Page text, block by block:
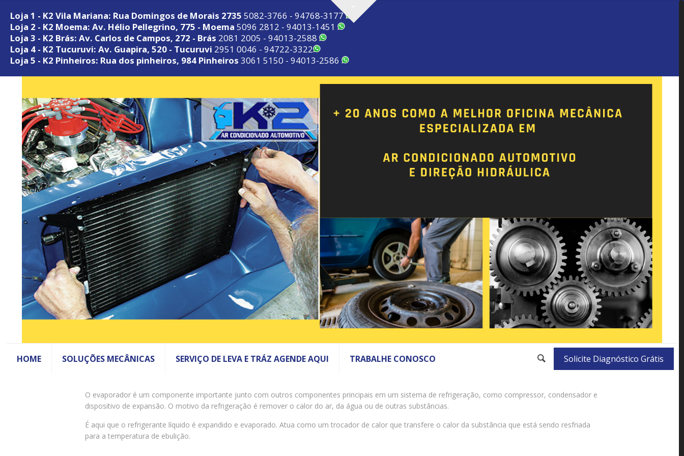
Loja 1 - K2 Vila Mariana: Rua Domingos de Morais 2735 5082-3766 - 94768-3177
Loja 2 - K2 Moema: Av. Hélio Pellegrino, 775 - Moema 5096 2812 - 94013-1451
Loja 3 - K2 Brás: Av. Carlos de Campos, 272 - Brás 2081 2005 - 94013-2588
Loja 4 - K2 Tucuruvi: Av. Guapira, 520 - Tucuruvi 2951 0046 - 94722-3322
Loja 5 - K2 Pinheiros: Rua dos pinheiros, 984 Pinheiros 3061 5150 - 94013-2586
HOME SOLUÇÕES MECÂNICAS SERVIÇO DE LEVA E TRÁZ AGENDE AQUI TRABALHE CONOSCO Solicite Diagnóstico Grátis
O evaporador é um componente importante junto com outros componentes principais em um sistema de refrigeração, como compressor, condensador e
dispositivo de expansão. O motivo da refrigeração é remover o calor do ar, da água ou de outras substâncias.
É aqui que o refrigerante líquido é expandido e evaporado. Atua como um trocador de calor que transfere o calor da substância que está sendo resfriada
para a temperatura de ebulição.